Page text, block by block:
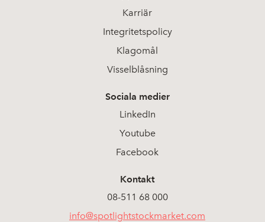
Karriär
Integritetspolicy
Klagomål
Visselblåsning
Sociala medier
LinkedIn
Youtube
Facebook
Kontakt
08-511 68 000
info@spotlightstockmarket.com